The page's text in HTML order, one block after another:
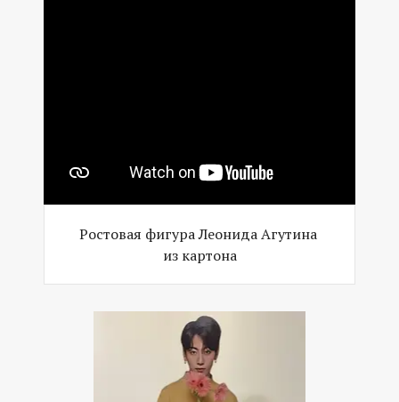
Ростовая фигура Леонида Агутина
из картона